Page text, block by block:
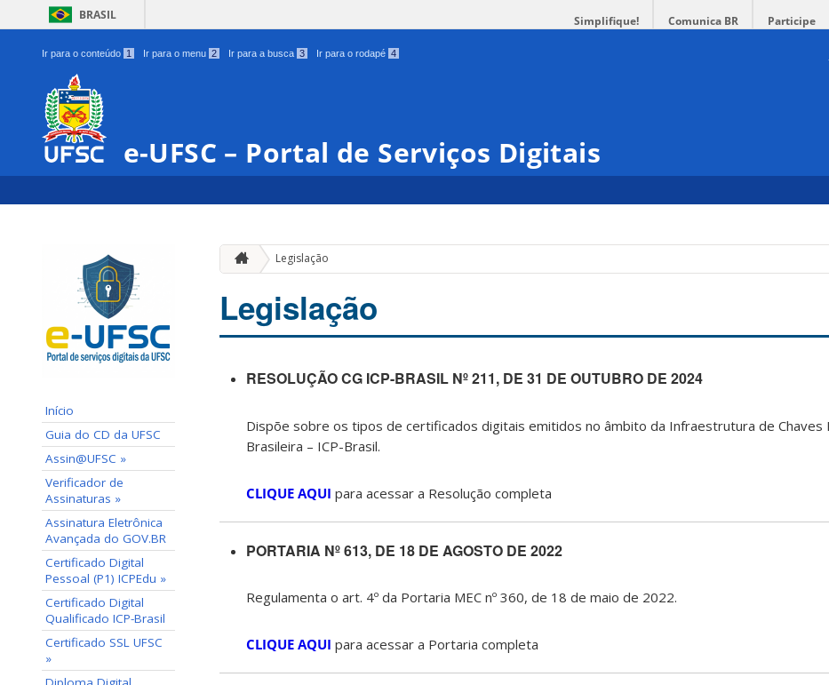
BRASIL Simplifique! Comunica BR Participe
Ir para o conteúdo 1 Ir para o menu 2 Ir para a busca 3 Ir para o rodapé 4
e-UFSC – Portal de Serviços Digitais
Início
Guia do CD da UFSC
Assin@UFSC »
Verificador de
Assinaturas »
Assinatura Eletrônica
Avançada do GOV.BR
Certificado Digital
Pessoal (P1) ICPEdu »
Certificado Digital
Qualificado ICP-Brasil
Certificado SSL UFSC
»
Legislação
Legislação
RESOLUÇÃO CG ICP-BRASIL Nº 211, DE 31 DE OUTUBRO DE 2024
Dispõe sobre os tipos de certificados digitais emitidos no âmbito da Infraestrutura de Chaves
Brasileira – ICP-Brasil.
CLIQUE AQUI para acessar a Resolução completa
PORTARIA Nº 613, DE 18 DE AGOSTO DE 2022
Regulamenta o art. 4º da Portaria MEC nº 360, de 18 de maio de 2022.
CLIQUE AQUI para acessar a Portaria completa